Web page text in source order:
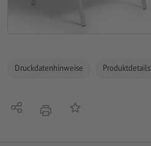
Druckdatenhinweise Produktdetails
Teilen DruckenAuf die Merkliste